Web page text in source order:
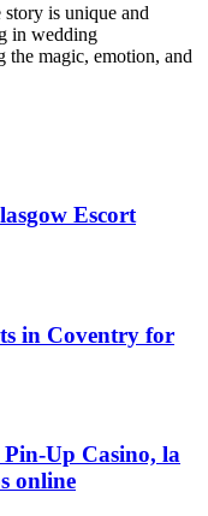
is unique and
in wedding
the magic, emotion, and
Escort
in Coventry for
Up Casino, la
online